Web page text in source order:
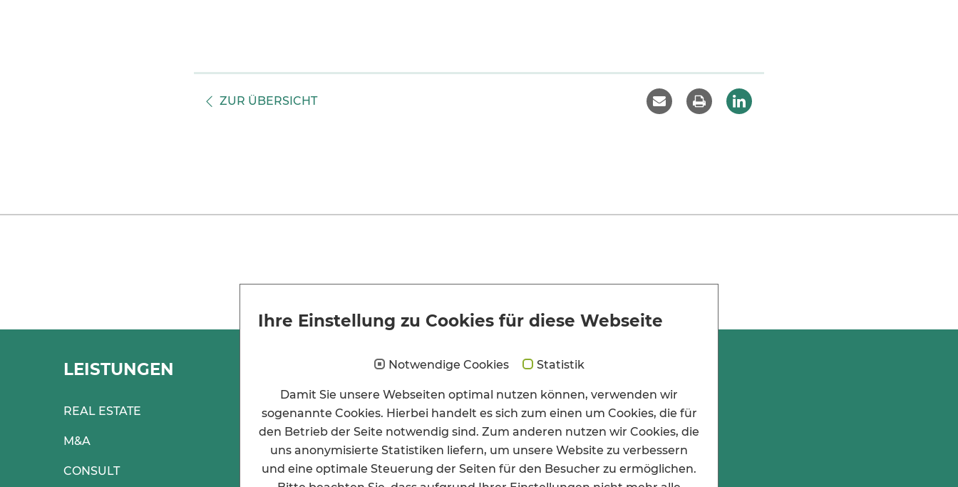
ZUR ÜBERSICHT
LEISTUNGEN
REAL ESTATE
M&A
CONSULT
ANGERMANN-
GRUPPE
STRUKTUR
HISTORIE
IMPRESSUM
Ihre Einstellung zu Cookies für diese Webseite
Notwendige Cookies Statistik
Damit Sie unsere Webseiten optimal nutzen können, verwenden wir
sogenannte Cookies. Hierbei handelt es sich zum einen um Cookies, die für
den Betrieb der Seite notwendig sind. Zum anderen nutzen wir Cookies, die
uns anonymisierte Statistiken liefern, um unsere Website zu verbessern
und eine optimale Steuerung der Seiten für den Besucher zu ermöglichen.